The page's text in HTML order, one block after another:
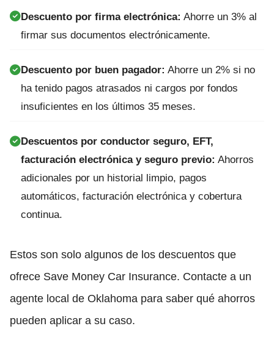
Descuento por firma electrónica: Ahorre un 3% al
firmar sus documentos electrónicamente.
Descuento por buen pagador: Ahorre un 2% si no
ha tenido pagos atrasados ni cargos por fondos
insuficientes en los últimos 35 meses.
Descuentos por conductor seguro, EFT,
facturación electrónica y seguro previo: Ahorros
adicionales por un historial limpio, pagos
automáticos, facturación electrónica y cobertura
continua.
Estos son solo algunos de los descuentos que
ofrece Save Money Car Insurance. Contacte a un
agente local de Oklahoma para saber qué ahorros
pueden aplicar a su caso.